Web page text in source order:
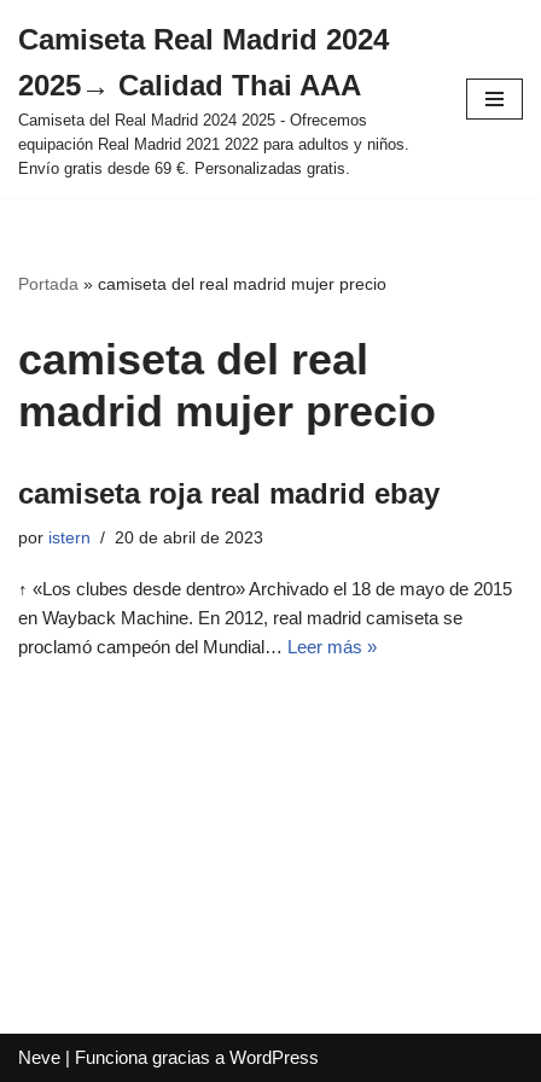
al
contenido
Camiseta Real Madrid 2024
2025→ Calidad Thai AAA
Camiseta del Real Madrid 2024 2025 - Ofrecemos
equipación Real Madrid 2021 2022 para adultos y niños.
Envío gratis desde 69 €. Personalizadas gratis.
Portada » camiseta del real madrid mujer precio
camiseta del real
madrid mujer precio
camiseta roja real madrid ebay
por istern 20 de abril de 2023
↑ «Los clubes desde dentro» Archivado el 18 de mayo de 2015
en Wayback Machine. En 2012, real madrid camiseta se
proclamó campeón del Mundial… Leer más »
Neve | Funciona gracias a WordPress